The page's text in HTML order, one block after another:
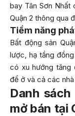
bay Tân Sơn Nhất
Quận 2 thông qua
Tiềm năng
Bất động sản
lược, hạ tầng
có xu hướng tăng
để ở và cả các
Danh
mở bán tại